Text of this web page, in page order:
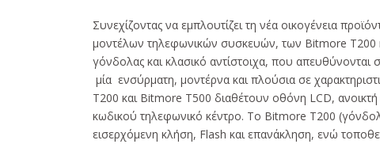
Συνεχίζοντας να εμπλουτίζει τη νέα οικογένεια
μοντέλων τηλεφωνικών συσκευών, των Bitmore T200
γόνδολας και κλασικό αντίστοιχα, που απευθύνονται
μία ενσύρματη, μοντέρνα και πλούσια σε
T200 και Bitmore T500 διαθέτουν οθόνη LCD,
κωδικού τηλεφωνικό κέντρο. Το Bitmore T200
εισερχόμενη κλήση, Flash και επανάκληση, ενώ